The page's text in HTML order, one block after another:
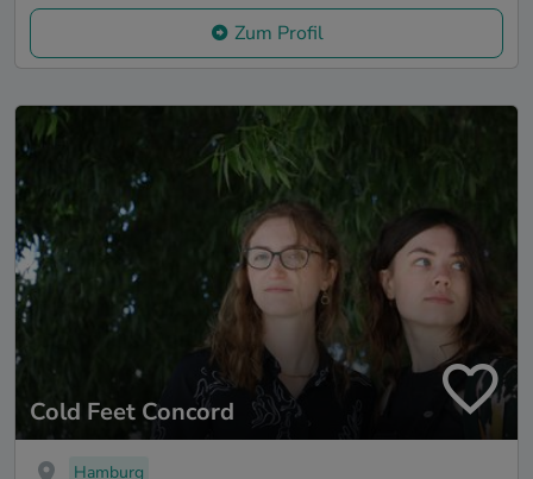
Zum Profil
Cold Feet Concord
Hamburg